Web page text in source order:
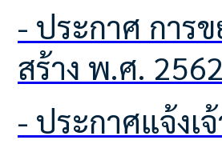
- ประกาศ การขยายกำหนดเวลาดำเนินการตามพระราชบัญญัติภาษีที่ดินและสิ่งปลูก
สร้าง พ.ศ.
- ประกาศแจ้ง